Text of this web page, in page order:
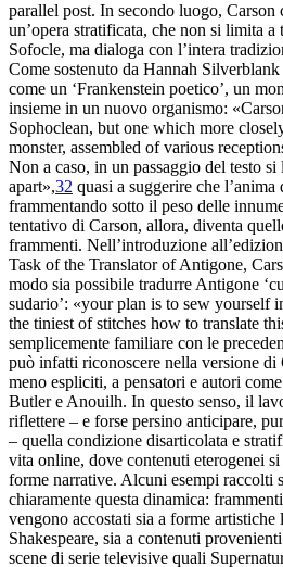
parallel post. In secondo luogo, Carson
un’opera stratificata, che non si limita a
Sofocle, ma dialoga con l’intera
Come sostenuto da Hannah
come un ‘Frankenstein poetico’, un
insieme in un nuovo organismo:
Sophoclean, but one which more
monster, assembled of various
Non a caso, in un passaggio del testo
apart»,32 quasi a suggerire che
frammentando sotto il peso delle
tentativo di Carson, allora, diventa
frammenti. Nell’introduzione
Task of the Translator of Antigone,
modo sia possibile tradurre Antigone
sudario’: «your plan is to sew yourself
the tiniest of stitches how to translate
semplicemente familiare con le
può infatti riconoscere nella versione
meno espliciti, a pensatori e autori
Butler e Anouilh. In questo senso, il
riflettere – e forse persino anticipare,
– quella condizione disarticolata e
vita online, dove contenuti eterogenei
forme narrative. Alcuni esempi raccolti
chiaramente questa dinamica:
vengono accostati sia a forme artistiche
Shakespeare, sia a contenuti
scene di serie televisive quali